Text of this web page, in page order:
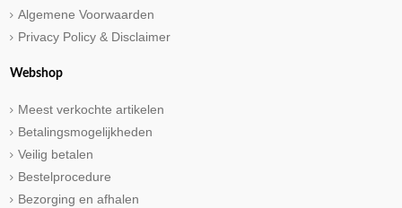
Algemene Voorwaarden
Privacy Policy & Disclaimer
Webshop
Meest verkochte artikelen
Betalingsmogelijkheden
Veilig betalen
Bestelprocedure
Bezorging en afhalen